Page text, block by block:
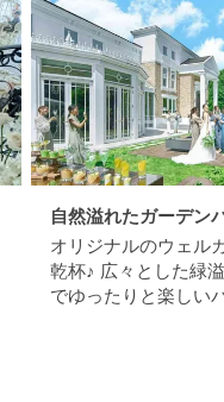
自然溢れたガーデン
オリジナルのウェル
乾杯♪ 広々とした緑
でゆったりと楽しい